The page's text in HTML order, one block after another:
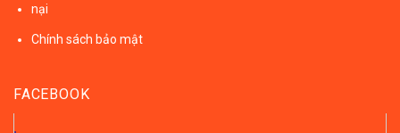
nại
Chính sách bảo mật
FACEBOOK